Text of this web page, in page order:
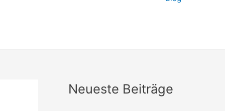
Neueste Beiträge